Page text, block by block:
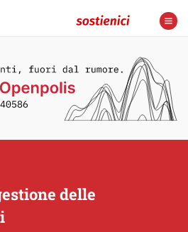
delle